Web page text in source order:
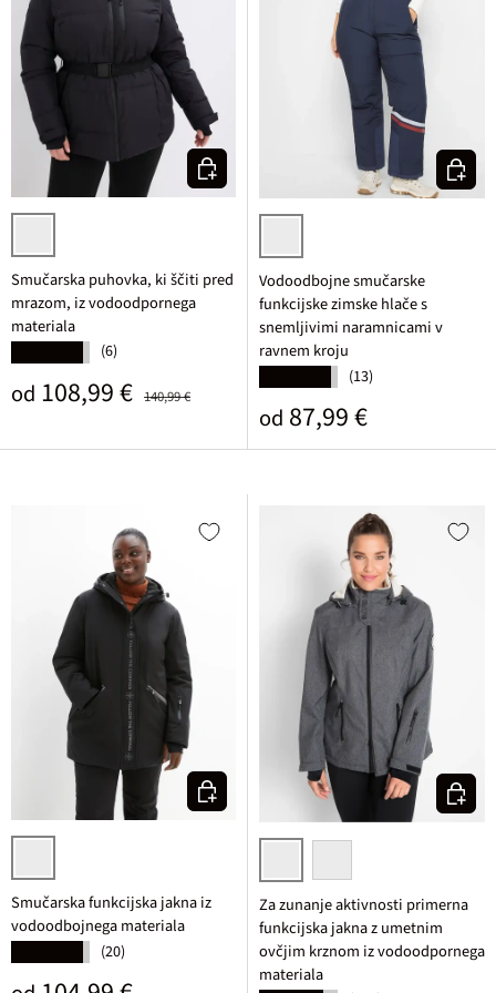
črna
Smučarska puhovka, ki ščiti pred
mrazom, iz vodoodpornega
materiala
(6)
Prodajna cena
od 108,99 € 140,99 €
Izberi varianto
temno modra
Vodoodbojne smučarske
funkcijske zimske hlače s
snemljivimi naramnicami v
ravnem kroju
(13)
Običajna cena
od 87,99 €
Izberi
črna
Smučarska funkcijska jakna iz
vodoodbojnega materiala
(20)
Izberi varianto
skrilasta melirana
bordo melirana
Za zunanje aktivnosti primerna
funkcijska jakna z umetnim
ovčjim krznom iz vodoodpornega
materiala
Izberi